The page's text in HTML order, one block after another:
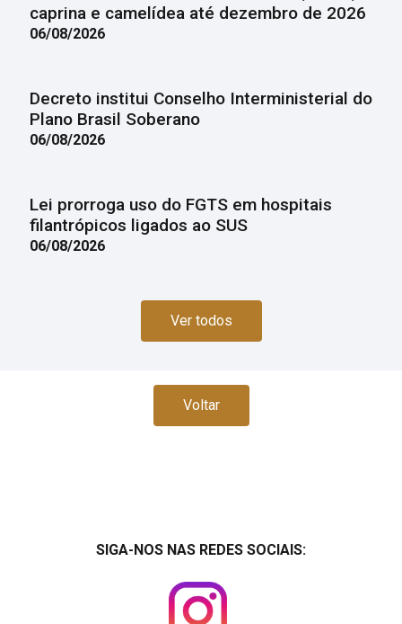
caprina e camelídea até dezembro de 2026
06/08/2026
Decreto institui Conselho Interministerial do
Plano Brasil Soberano
06/08/2026
Lei prorroga uso do FGTS em hospitais
filantrópicos ligados ao SUS
06/08/2026
Ver todos
Voltar
SIGA-NOS NAS REDES SOCIAIS: